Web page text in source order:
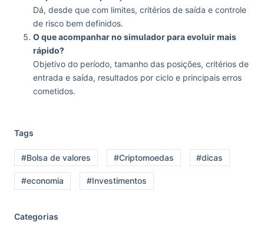
Dá, desde que com limites, critérios de saída e controle
de risco bem definidos.
O que acompanhar no simulador para evoluir mais
rápido?
Objetivo do período, tamanho das posições, critérios de
entrada e saída, resultados por ciclo e principais erros
cometidos.
Tags
#Bolsa de valores #Criptomoedas #dicas
#economia #Investimentos
Categorias